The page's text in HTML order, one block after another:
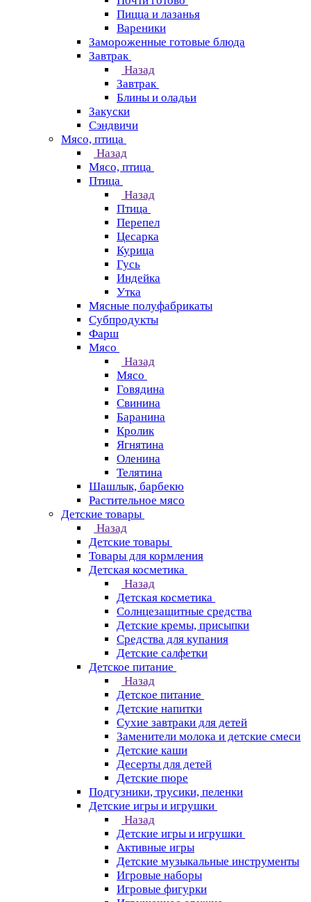
Пицца и лазанья
Вареники
Замороженные готовые блюда
Завтрак
Назад
Завтрак
Блины и оладьи
Закуски
Сэндвичи
Мясо, птица
Назад
Мясо, птица
Птица
Назад
Птица
Перепел
Цесарка
Курица
Гусь
Индейка
Утка
Мясные полуфабрикаты
Субпродукты
Фарш
Мясо
Назад
Мясо
Говядина
Свинина
Баранина
Кролик
Ягнятина
Оленина
Телятина
Шашлык, барбекю
Растительное мясо
Детские товары
Назад
Детские товары
Товары для кормления
Детская косметика
Назад
Детская косметика
Солнцезащитные средства
Детские кремы, присыпки
Средства для купания
Детские салфетки
Детское питание
Назад
Детское питание
Детские напитки
Сухие завтраки для детей
Заменители молока и детские смеси
Детские каши
Десерты для детей
Детские пюре
Подгузники, трусики, пеленки
Детские игры и игрушки
Назад
Детские игры и игрушки
Активные игры
Детские музыкальные инструменты
Игровые наборы
Игровые фигурки